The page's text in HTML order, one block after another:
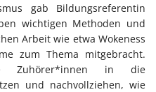
gab Bildungsreferentin
wichtigen Methoden und
Arbeit wie etwa Wokeness
zum Thema mitgebracht.
Zuhörer*innen in die
und nachvollziehen, wie